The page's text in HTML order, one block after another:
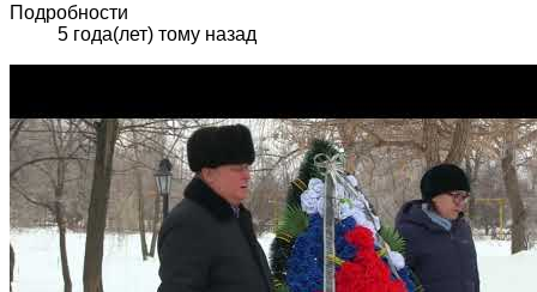
Подробности
5 года(лет) тому назад